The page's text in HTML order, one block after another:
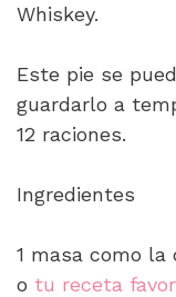
Whiskey.
Este pie se
guardarlo a
12 raciones.
Ingredientes
1 masa como
o tu receta